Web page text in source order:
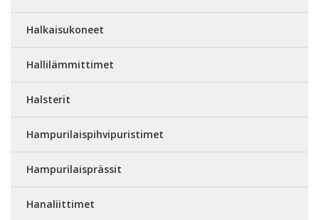
Halkaisukoneet
Hallilämmittimet
Halsterit
Hampurilaispihvipuristimet
Hampurilaisprässit
Hanaliittimet